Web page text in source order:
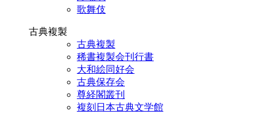
歌舞伎
古典複製
古典複製
稀書複製会刊行書
大和絵同好会
古典保存会
尊経閣叢刊
複刻日本古典文学館